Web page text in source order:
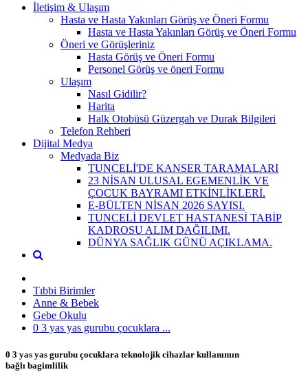
İletişim & Ulaşım
Hasta ve Hasta Yakınları Görüş ve Öneri Formu
Hasta ve Hasta Yakınları Görüş ve Öneri Formu
Öneri ve Görüşleriniz
Hasta Görüş ve Öneri Formu
Personel Görüş ve öneri Formu
Ulaşım
Nasıl Gidilir?
Harita
Halk Otobüsü Güzergah ve Durak Bilgileri
Telefon Rehberi
Dijital Medya
Medyada Biz
TUNCELİ'DE KANSER TARAMALARI
23 NİSAN ULUSAL EGEMENLİK VE
ÇOCUK BAYRAMI ETKİNLİKLERİ.
E-BÜLTEN NİSAN 2026 SAYISI.
TUNCELİ DEVLET HASTANESİ TABİP
KADROSU ALIM DAĞILIMI.
DÜNYA SAĞLIK GÜNÜ AÇIKLAMA.
Tıbbi Birimler
Anne & Bebek
Gebe Okulu
0 3 yas yas gurubu çocuklara ...
0 3 yas yas gurubu çocuklara teknolojik cihazlar kullanımın
bağlı bagimlilik